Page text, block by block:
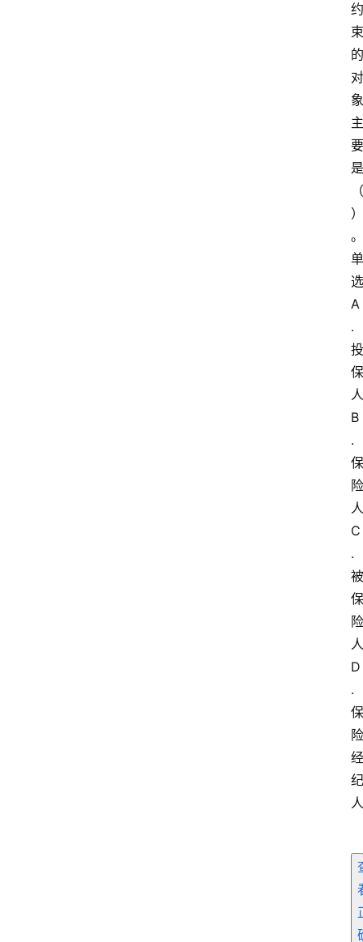
约
束
的
对
象
主
要
是
（
）
。
单
选
A
.
投
保
人
B
.
保
险
人
C
.
被
保
险
人
D
.
保
险
经
纪
人